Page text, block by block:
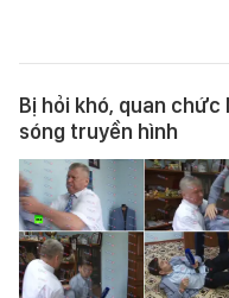
Bị hỏi khó, quan
sóng truyền hình